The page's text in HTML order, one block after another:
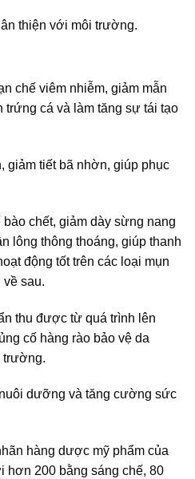
thiện với môi trường.
chế viêm nhiễm, giảm mẫn
trứng cá và làm tăng sự tái tạo
giảm tiết bã nhờn, giúp phục
bào chết, giảm dày sừng nang
lông thông thoáng, giúp thanh
động tốt trên các loại mụn
về sau.
thu được từ quá trình lên
cố hàng rào bảo vệ da
trường.
dưỡng và tăng cường sức
hàng dược mỹ phẩm của
hơn 200 bằng sáng chế, 80